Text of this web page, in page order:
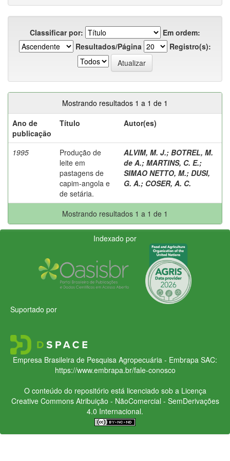
Classificar por:
Em ordem:
Resultados/Página
Registro(s):
Mostrando resultados 1 a 1 de 1
Ano de
publicação
Título Autor(es)
1995
Produção de
leite em
pastagens de
capim-angola e
de setária.
ALVIM, M. J.; BOTREL, M.
de A.; MARTINS, C. E.;
SIMAO NETTO, M.; DUSI,
G. A.; COSER, A. C.
Mostrando resultados 1 a 1 de 1
Indexado por
Suportado por
Empresa Brasileira de Pesquisa Agropecuária - Embrapa SAC:
https://www.embrapa.br/fale-conosco
O conteúdo do repositório está licenciado sob a Licença
Creative CommonsAtribuição - NãoComercial - SemDerivações
4.0 Internacional.